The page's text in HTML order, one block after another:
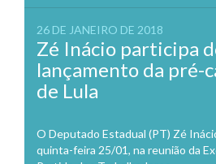
26 DE JANEIRO DE 2018
Zé Inácio participa
lançamento da pré-
de Lula
O Deputado Estadual (PT) Zé
quinta-feira 25/01, na reunião da